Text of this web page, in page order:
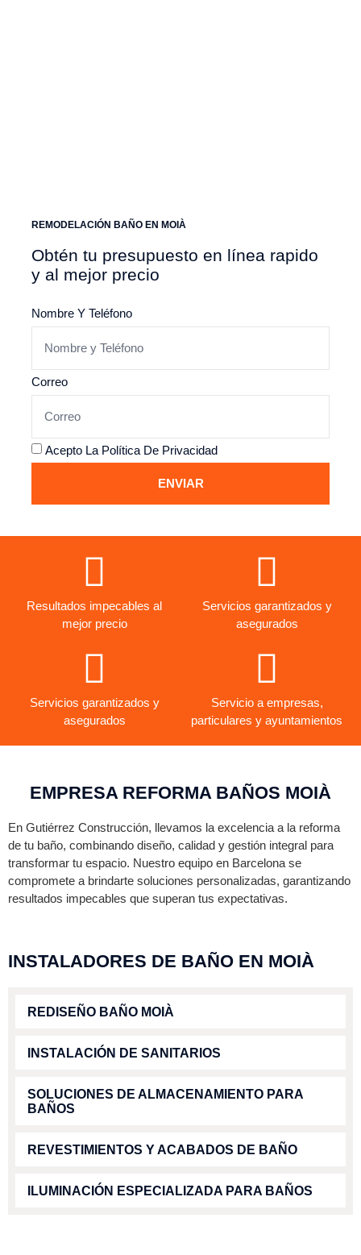
REMODELACIÓN BAÑO EN MOIÀ
Obtén tu presupuesto en línea rapido
y al mejor precio
Nombre Y Teléfono
Correo
Acepto La Política De Privacidad
ENVIAR
Resultados impecables al
mejor precio
Servicios garantizados y
asegurados
Servicios garantizados y
asegurados
Servicio a empresas,
particulares y ayuntamientos
EMPRESA REFORMA BAÑOS MOIÀ
En Gutiérrez Construcción, llevamos la excelencia a la reforma
de tu baño, combinando diseño, calidad y gestión integral para
transformar tu espacio. Nuestro equipo en Barcelona se
compromete a brindarte soluciones personalizadas, garantizando
resultados impecables que superan tus expectativas.
INSTALADORES DE BAÑO EN MOIÀ
REDISEÑO BAÑO MOIÀ
INSTALACIÓN DE SANITARIOS
SOLUCIONES DE ALMACENAMIENTO PARA
BAÑOS
REVESTIMIENTOS Y ACABADOS DE BAÑO
ILUMINACIÓN ESPECIALIZADA PARA BAÑOS